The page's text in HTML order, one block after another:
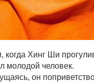
когда Хинг Ши
молодой человек.
он